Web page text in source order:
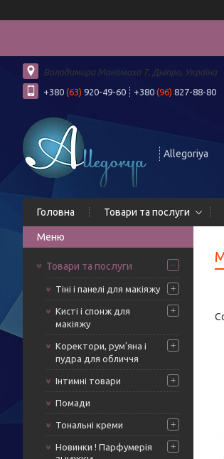
Володимира Мономаха 7, Дніпро, Україна
+380 (63) 920-49-60 +380 (96) 827-88-80
Allegoriya
Головна Товари та послуги
Товари та послуги
Тіні і панелі для макіяжу
Кисті і спонж для
макіяжу
Коректори, рум'яна і
пудра для обличчя
Інтимні товари
Помади
Тональні креми
Новинки ! Парфумерія